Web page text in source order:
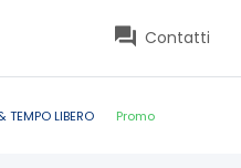
Contatti
TEMPO LIBERO Promo